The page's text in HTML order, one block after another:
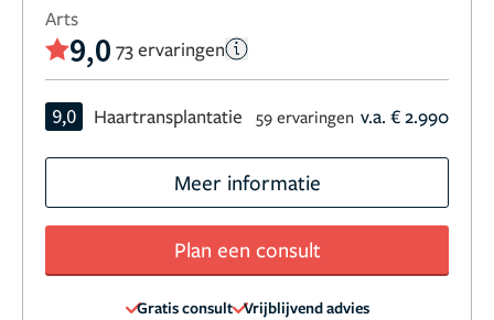
Arts
9,0 73 ervaringen
9,0 Haartransplantatie 59 ervaringen v.a. € 2.990
Meer informatie
Plan een consult
Gratis consult Vrijblijvend advies